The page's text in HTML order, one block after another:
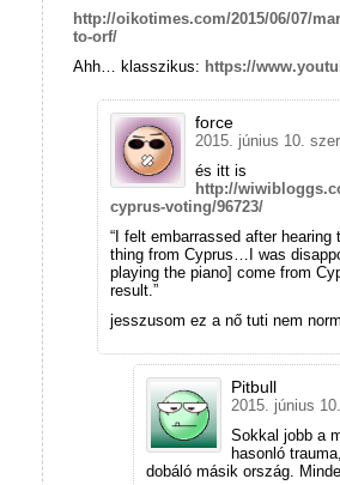
http://oikotimes.com/2015/06/07/
to-orf/
Ahh… klasszikus: https://
force
2015. június 10.
és itt is
http://
cyprus-voting/96723/
“I felt embarrassed after
thing from Cyprus…I was
playing the piano] come from
result.”
jesszusom ez a nő tuti nem
Pitbull
2015. június
Sokkal jobb a
hasonló
dobáló másik ország.